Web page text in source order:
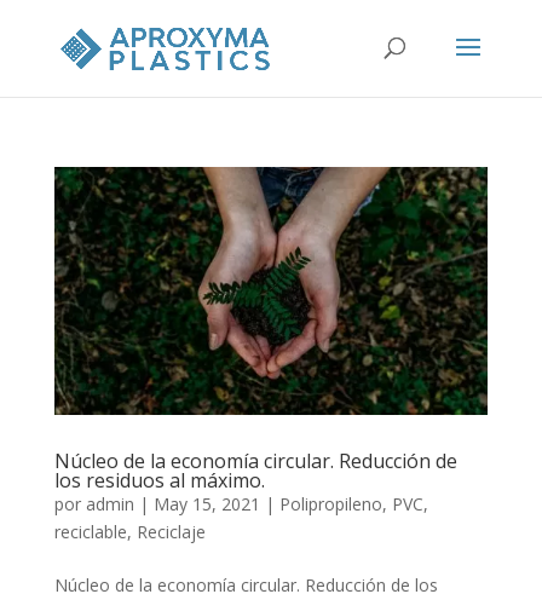
Núcleo de la economía circular. Reducción de
los residuos al máximo.
por admin | May 15, 2021 | Polipropileno, PVC,
reciclable, Reciclaje
Núcleo de la economía circular. Reducción de los